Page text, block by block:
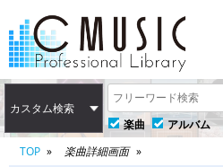
カスタム検索
楽曲
アルバム
TOP
楽曲詳細画面